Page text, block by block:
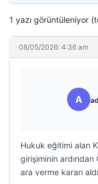
1 yazı görüntüleniyor
08/05/2026: 4:36 am
A
Hukuk eğitimi alan
girişiminin ardından
ara verme kararı